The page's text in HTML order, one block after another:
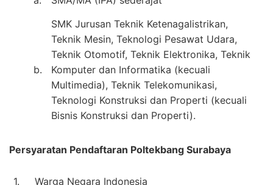
b.
SMK Jurusan Teknik Ketenagalistrikan,
Teknik Mesin, Teknologi Pesawat Udara,
Teknik Otomotif, Teknik Elektronika, Teknik
Komputer dan Informatika (kecuali
Multimedia), Teknik Telekomunikasi,
Teknologi Konstruksi dan Properti (kecuali
Bisnis Konstruksi dan Properti).
Persyaratan Pendaftaran Poltekbang Surabaya
1. Warga Negara Indonesia